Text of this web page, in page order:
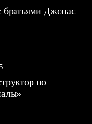
братьями Джонас
по